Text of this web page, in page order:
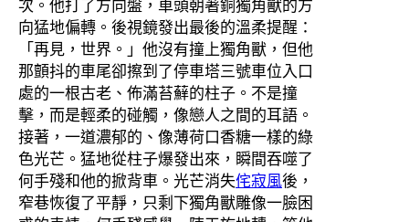
次。他打了方向盤，車頭朝著銅獨角獸的方
向猛地偏轉。後視鏡發出最後的溫柔提醒：
「再見，世界。」他沒有撞上獨角獸，但他
那顫抖的車尾卻擦到了停車塔三號車位入口
處的一根古老、佈滿苔蘚的柱子。不是撞
擊，而是輕柔的碰觸，像戀人之間的耳語。
接著，一道濃郁的、像薄荷口香糖一樣的綠
色光芒。猛地從柱子爆發出來，瞬間吞噬了
何手殘和他的掀背車。光芒消失侘寂風後，
窄巷恢復了平靜，只剩下獨角獸雕像一臉困